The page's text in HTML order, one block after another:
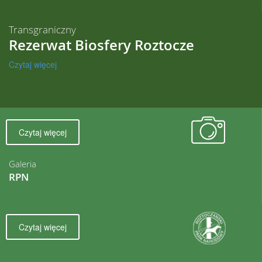
Transgraniczny
Rezerwat Biosfery Roztocze
Czytaj więcej
Galeria
RPN
Czytaj więcej
Czytaj więcej